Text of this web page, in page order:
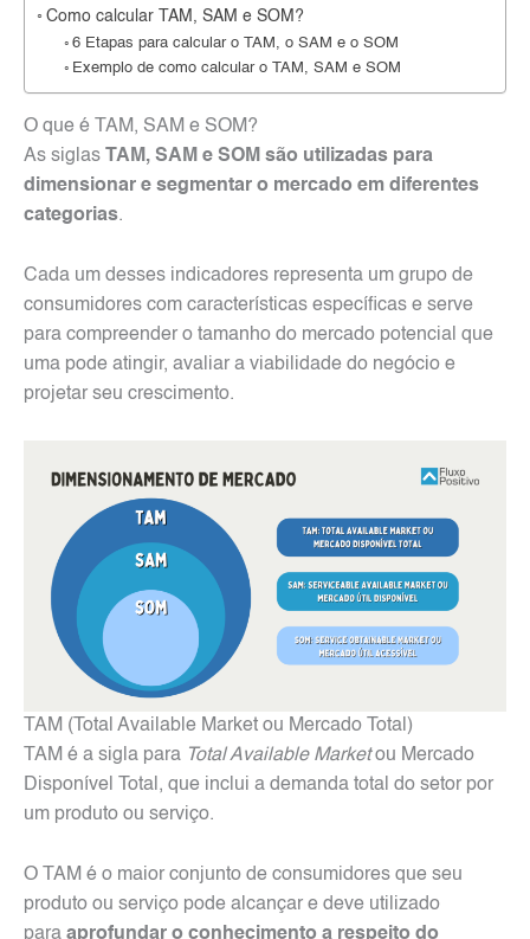
Como calcular TAM, SAM e SOM?
6 Etapas para calcular o TAM, o SAM e o SOM
Exemplo de como calcular o TAM, SAM e SOM
O que é TAM, SAM e SOM?
As siglas TAM, SAM e SOM são utilizadas para
dimensionar e segmentar o mercado em diferentes
categorias.
Cada um desses indicadores representa um grupo de
consumidores com características específicas e serve
para compreender o tamanho do mercado potencial que
uma pode atingir, avaliar a viabilidade do negócio e
projetar seu crescimento.
TAM (Total Available Market ou Mercado Total)
TAM é a sigla para Total Available Marketou Mercado
Disponível Total, que inclui a demanda total do setor por
um produto ou serviço.
O TAM é o maior conjunto de consumidores que seu
produto ou serviço pode alcançar e deve utilizado
para aprofundar o conhecimento a respeito do